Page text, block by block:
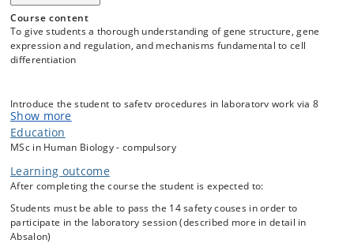
Course content
To give students a thorough understanding of gene structure, gene
expression and regulation, and mechanisms fundamental to cell
differentiation
Introduce the student to safety procedures in laboratory work via 8
on-line safety courses.
Show more
Education
MSc in Human Biology - compulsory
Learning outcome
After completing the course the student is expected to:
Students must be able to pass the 14 safety couses in order to
participate in the laboratory session (described more in detail in
Absalon)